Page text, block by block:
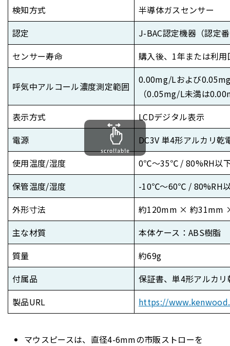
検知方式
半導体ガスセンサー
認定
J-BAC認定機器（認定
センサー寿命
購入後、1年または利
呼気中アルコール濃度測定範囲
0.00mg/Lおよび
（0.05mg/L未満は
表示方式
LCDデジタル表示
電源
DC3V 単4形アルカリ乾
使用温度/湿度
0℃～35℃ / 80%RH以
保管温度/湿度
-10℃～60℃ / 80%RH
外形寸法
約120mm × 約31mm
主な材質
本体ケース：ABS樹脂
質量
約69g
付属品
保証書、単4形アルカ
製品URL
https://
マウスピースは、直径4-6mmの市販ストローを